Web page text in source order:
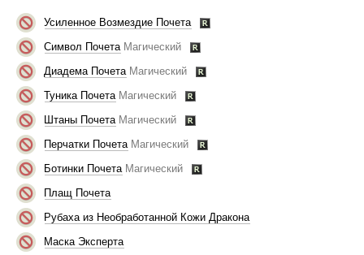
Усиленное Возмездие Почета
Символ Почета Магический
Диадема Почета Магический
Туника Почета Магический
Штаны Почета Магический
Перчатки Почета Магический
Ботинки Почета Магический
Плащ Почета
Рубаха из Необработанной Кожи Дракона
Маска Эксперта